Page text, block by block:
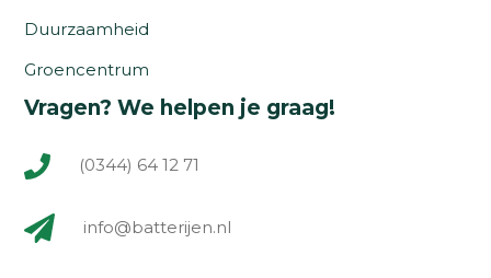
Duurzaamheid
Groencentrum
Vragen? We helpen je graag!
(0344) 64 12 71
info@batterijen.nl